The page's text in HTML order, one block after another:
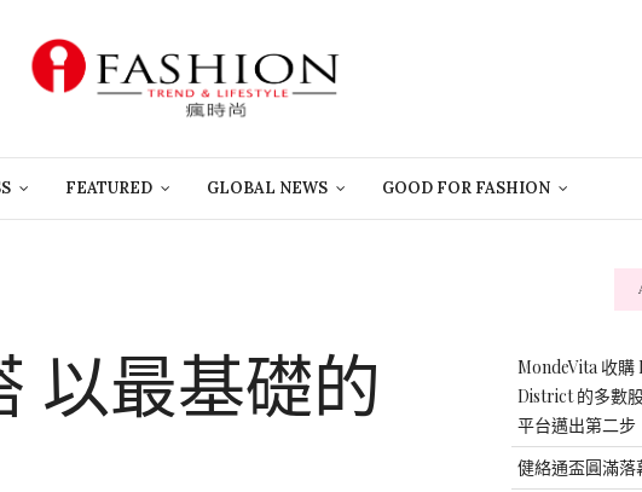
FEATURED GLOBAL NEWS GOOD FOR FASHION
以最基礎的
MondeVita 收
District 的多數
平台邁出第二步
健絡通盃圓滿落